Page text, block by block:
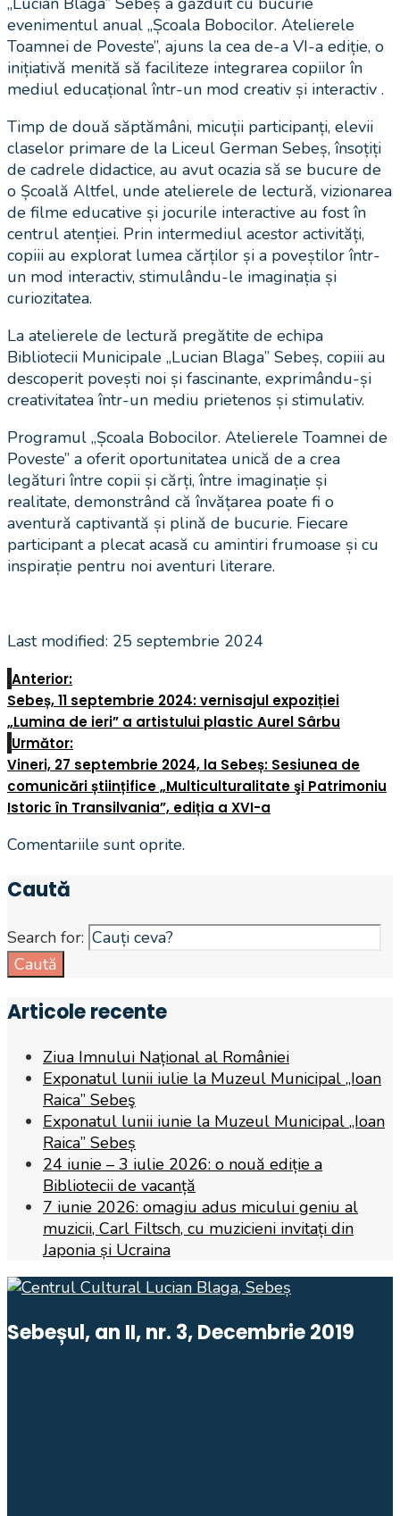
evenimentul anual „Școala Bobocilor. Atelierele
Toamnei de Poveste”, ajuns la cea de-a VI-a ediție, o
inițiativă menită să faciliteze integrarea copiilor în
mediul educațional într-un mod creativ și interactiv .
Timp de două săptămâni, micuții participanți, elevii
claselor primare de la Liceul German Sebeș, însoțiți
de cadrele didactice, au avut ocazia să se bucure de
o Școală Altfel, unde atelierele de lectură, vizionarea
de filme educative și jocurile interactive au fost în
centrul atenției. Prin intermediul acestor activități,
copiii au explorat lumea cărților și a poveștilor într-
un mod interactiv, stimulându-le imaginația și
curiozitatea.
La atelierele de lectură pregătite de echipa
Bibliotecii Municipale „Lucian Blaga” Sebeș, copiii au
descoperit povești noi și fascinante, exprimându-și
creativitatea într-un mediu prietenos și stimulativ.
Programul „Școala Bobocilor. Atelierele Toamnei de
Poveste” a oferit oportunitatea unică de a crea
legături între copii și cărți, între imaginație și
realitate, demonstrând că învățarea poate fi o
aventură captivantă și plină de bucurie. Fiecare
participant a plecat acasă cu amintiri frumoase și cu
inspirație pentru noi aventuri literare.
Last modified: 25 septembrie 2024
Anterior:
Sebeș, 11 septembrie 2024: vernisajul expoziției
„Lumina de ieri” a artistului plastic Aurel Sârbu
Următor:
Vineri, 27 septembrie 2024, la Sebeș: Sesiunea de
comunicări științifice „Multiculturalitate şi Patrimoniu
Istoric în Transilvania”, ediția a XVI-a
Comentariile sunt oprite.
Caută
Search for:
Caută
Articole recente
Ziua Imnului Național al României
Exponatul lunii iulie la Muzeul Municipal „Ioan
Raica” Sebeş
Exponatul lunii iunie la Muzeul Municipal „Ioan
Raica” Sebeș
24 iunie – 3 iulie 2026: o nouă ediție a
Bibliotecii de vacanță
7 iunie 2026: omagiu adus micului geniu al
muzicii, Carl Filtsch, cu muzicieni invitați din
Japonia și Ucraina
Sebeșul, an II, nr. 3, Decembrie 2019